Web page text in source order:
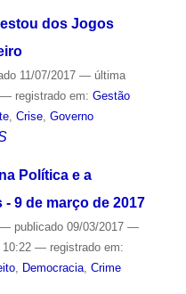
dos Jogos
11/07/2017 — última
— registrado em: Gestão
, Crise, Governo
Política e a
9 de março de 2017
— publicado09/03/2017 —
— registrado em:
, Democracia, Crime